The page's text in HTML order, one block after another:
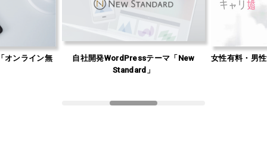
オンライン無
自社開発WordPressテーマ「New
Standard」
女性有料・男